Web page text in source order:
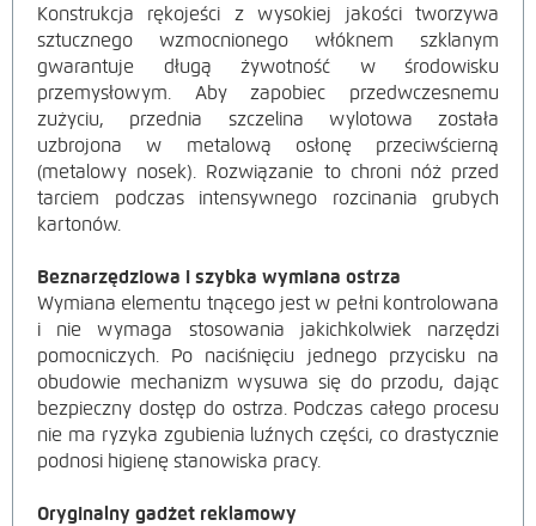
Konstrukcja rękojeści z wysokiej jakości tworzywa
sztucznego wzmocnionego włóknem szklanym
gwarantuje długą żywotność w środowisku
przemysłowym. Aby zapobiec przedwczesnemu
zużyciu, przednia szczelina wylotowa została
uzbrojona w metalową osłonę przeciwścierną
(metalowy nosek). Rozwiązanie to chroni nóż przed
tarciem podczas intensywnego rozcinania grubych
kartonów.
Beznarzędziowa i szybka wymiana ostrza
Wymiana elementu tnącego jest w pełni kontrolowana
i nie wymaga stosowania jakichkolwiek narzędzi
pomocniczych. Po naciśnięciu jednego przycisku na
obudowie mechanizm wysuwa się do przodu, dając
bezpieczny dostęp do ostrza. Podczas całego procesu
nie ma ryzyka zgubienia luźnych części, co drastycznie
podnosi higienę stanowiska pracy.
Oryginalny gadżet reklamowy